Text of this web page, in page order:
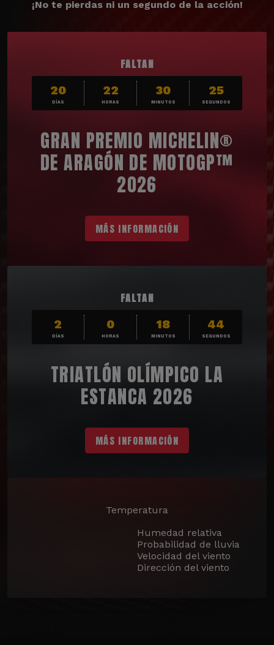
¡No te pierdas ni un segundo de la acción!
FALTAN
20
DÍAS
22
HORAS
30
MINUTOS
23
SEGUNDOS
GRAN PREMIO MICHELIN®
DE ARAGÓN DE MOTOGP™
2026
MÁS INFORMACIÓN
FALTAN
2
DÍAS
0
HORAS
18
MINUTOS
42
SEGUNDOS
TRIATLÓN OLÍMPICO LA
ESTANCA 2026
MÁS INFORMACIÓN
Temperatura
Humedad relativa
Probabilidad de lluvia
Velocidad del viento
Dirección del viento